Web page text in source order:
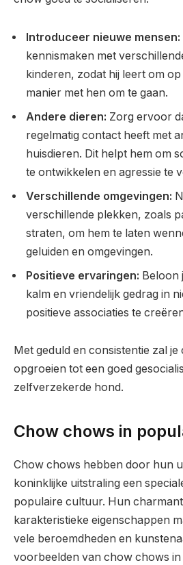
Introduceer nieuwe mensen:
kennismaken met
kinderen, zodat hij leert om
manier met hen om te gaan.
Andere dieren: Zorg ervoor
regelmatig contact heeft met
huisdieren. Dit helpt hem om
te ontwikkelen en agressie te
Verschillende omgevingen:
verschillende plekken, zoals
straten, om hem te laten
geluiden en omgevingen.
Positieve ervaringen: Beloon
kalm en vriendelijk gedrag in
positieve associaties te
Met geduld en consistentie zal
opgroeien tot een goed
zelfverzekerde hond.
Chow chows in
Chow chows hebben door hun
koninklijke uitstraling een
populaire cultuur. Hun
karakteristieke eigenschappen
vele beroemdheden en
voorbeelden van chow chows